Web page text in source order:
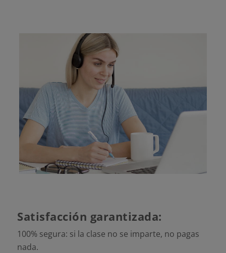
Satisfacción garantizada:
100% segura: si la clase no se imparte, no pagas
nada.